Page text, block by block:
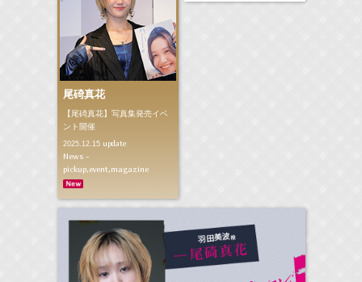
尾碕真花
【尾碕真花】写真集発売イベ
ント開催
2025.12.15update
News -
pickup,event,magazine